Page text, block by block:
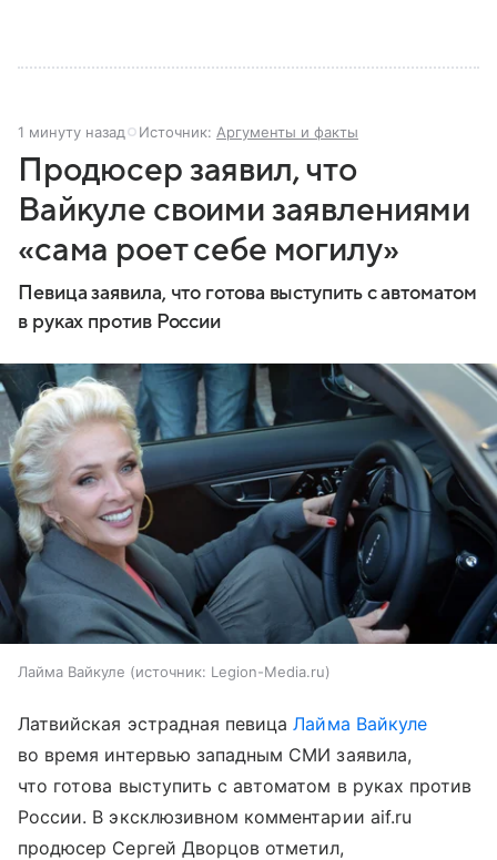
1 минуту назад Источник: Аргументы и факты
Продюсер заявил, что
Вайкуле своими заявлениями
«сама роет себе могилу»
Певица заявила, что готова выступить с автоматом
в руках против России
Лайма Вайкуле источник: Legion-Media.ru
Латвийская эстрадная певицаЛайма Вайкуле
во время интервью западным СМИ заявила,
что готова выступить с автоматом в руках против
России. В эксклюзивном комментарии aif.ru
продюсер Сергей Дворцов отметил,